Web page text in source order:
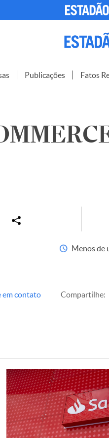
Publicações Fatos
Menos de
em contato Compartilhe: